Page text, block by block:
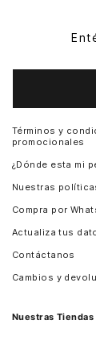
Términos y
promocionales
¿Dónde esta mi
Nuestras
Compra por
Actualiza tus
Contáctanos
Cambios y
Nuestras Tiendas